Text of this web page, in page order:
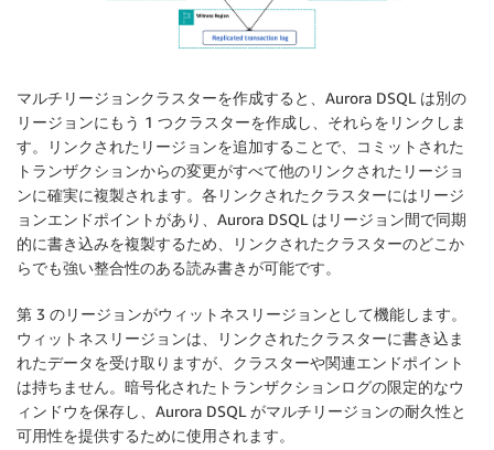
マルチリージョンクラスターを作成すると、Aurora DSQL は別の
リージョンにもう 1 つクラスターを作成し、それらをリンクしま
す。リンクされたリージョンを追加することで、コミットされた
トランザクションからの変更がすべて他のリンクされたリージョ
ンに確実に複製されます。各リンクされたクラスターにはリージ
ョンエンドポイントがあり、Aurora DSQL はリージョン間で同期
的に書き込みを複製するため、リンクされたクラスターのどこか
らでも強い整合性のある読み書きが可能です。
第 3 のリージョンがウィットネスリージョンとして機能します。
ウィットネスリージョンは、リンクされたクラスターに書き込ま
れたデータを受け取りますが、クラスターや関連エンドポイント
は持ちません。暗号化されたトランザクションログの限定的なウ
ィンドウを保存し、Aurora DSQL がマルチリージョンの耐久性と
可用性を提供するために使用されます。